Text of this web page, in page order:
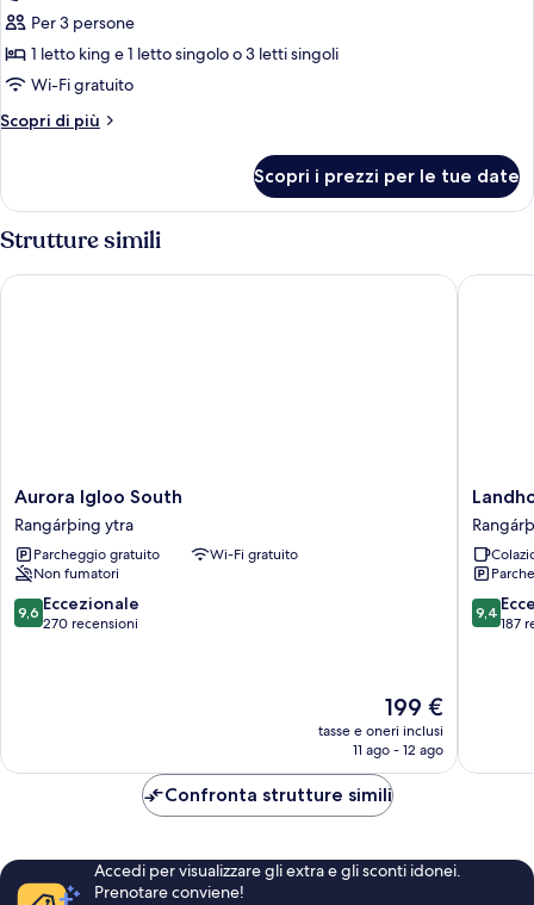
Deluxe
Triple
Room
River
Hot
Tub
Per 3 persone
1 letto king e 1 letto singolo o 3 letti singoli
Wi-Fi gratuito
Scopri di più
Altri
Triple
with
View
Scopri i prezzi per le tue date
Strutture simili
Aurora
Igloo
South
Rangárþing
ytra
Aurora Igloo South
Rangárþing ytra
Parcheggio gratuito
Wi-Fi gratuito
Non fumatori
9.6
su
9,6 Eccezionale
270 recensioni
Il
prezzo
attuale
199 €
199 €
tasse e oneri inclusi
11 ago - 12 ago
Aurora Igloo South
ytra
9.4
su
9,4
187
Confronta strutture simili
Accedi per visualizzare gli extra e gli sconti idonei.
Prenotare conviene!